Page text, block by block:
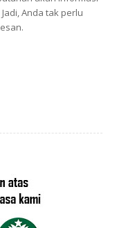
Anda tak perlu